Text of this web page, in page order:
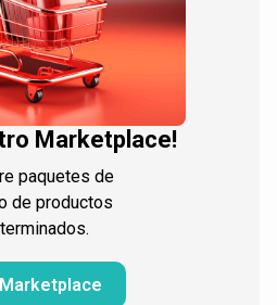
Marketplace!
paquetes de
de productos